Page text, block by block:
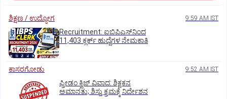
ಶಿಕ್ಷಣ / ಉದ್ಯೋಗ 9:59 AM IST
Recruitment: ಐಬಿಪಿಎಸ್‌ನಿಂದ
11,403 ಕ್ಲರ್ಕ್‌ ಹುದ್ದೆಗಳ ನೇಮಕಾತಿ
ಕಾಸರಗೋಡು 9:52 AM IST
ಫ್ರೀಡಂ ಕ್ವಿಜ್‌ ವಿವಾದ: ಶಿಕ್ಷಕನ
ಅಮಾನತು; ಶಿಸ್ತು ಕ್ರಮಕ್ಕೆ ನಿರ್ದೇಶನ